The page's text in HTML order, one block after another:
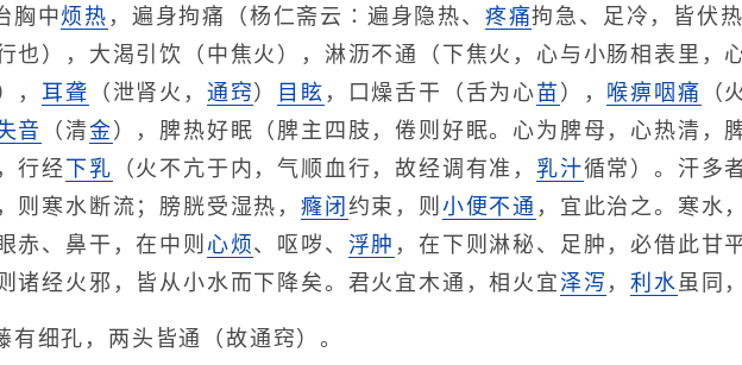
胸中烦热 ，遍身拘痛（杨仁斋云∶遍身隐热、 疼痛拘急、足冷，皆伏
也），大渴引饮（中焦火），淋沥不通（下焦火，心与小肠相表里，
， 耳聋 （泄肾火， 通窍 ） 目眩 ，口燥舌干（舌为心苗 ）， 喉痹 咽痛
（
音 （清金 ），脾热好眠（脾主四肢，倦则好眠。心为脾母，心热清，
，行经 下乳 （火不亢于内，气顺血行，故经调有准，乳汁循常）。汗多
则寒水断流；膀胱受湿热， 癃闭 约束，则 小便不通 ，宜此治之。寒水
赤、鼻干，在中则 心烦、呕哕、 浮肿 ，在下则淋秘、足肿，必借此甘
诸经火邪，皆从小水而下降矣。君火宜木通，相火宜 泽泻 ，利水虽同
有细孔，两头皆通（故通窍）。